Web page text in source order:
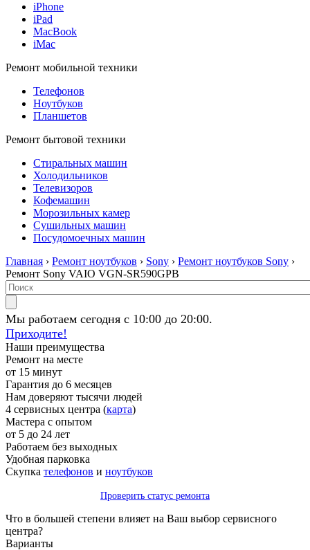
iPhone
iPad
MacBook
iMac
Ремонт мобильной техники
Телефонов
Ноутбуков
Планшетов
Ремонт бытовой техники
Стиральных машин
Холодильников
Телевизоров
Кофемашин
Морозильных камер
Сушильных машин
Посудомоечных машин
Главная › Ремонт ноутбуков › Sony › Ремонт ноутбуков Sony ›
Ремонт Sony VAIO VGN-SR590GPB
Мы работаем сегодня с 10:00 до 20:00.
Приходите!
Наши преимущества
Ремонт на месте
от 15 минут
Гарантия до 6 месяцев
Нам доверяют тысячи людей
4 сервисных центра (карта)
Мастера с опытом
от 5 до 24 лет
Работаем без выходных
Удобная парковка
Скупка телефонов и ноутбуков
Проверить статус ремонта
Что в большей степени влияет на Ваш выбор сервисного
центра?
Варианты